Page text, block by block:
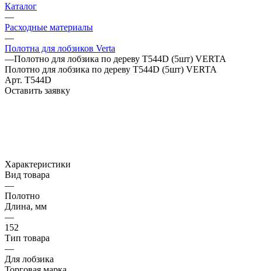
Каталог
—
Расходные материалы
—
Полотна для лобзиков Verta
—Полотно для лобзика по дереву T544D (5шт) VERTA
Полотно для лобзика по дереву T544D (5шт) VERTA
Арт. T544D
Оставить заявку
Характеристики
Вид товара
—
Полотно
Длина, мм
—
152
Тип товара
—
Для лобзика